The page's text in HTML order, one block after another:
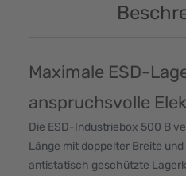
Maximale ESD-
anspruchsvolle
Die ESD-Industriebox 500 B
Länge mit doppelter Breite
antistatisch geschützte